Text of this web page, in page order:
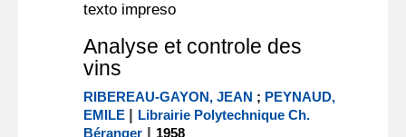
texto impreso
Analyse et controle des
vins
RIBEREAU-GAYON, JEAN ; PEYNAUD,
EMILE | Librairie Polytechnique Ch.
Béranger | 1958